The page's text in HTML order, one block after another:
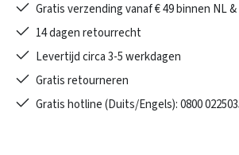
Gratis verzending vanaf € 49 binnen NL &
14 dagen retourrecht
Levertijd circa 3-5 werkdagen
Gratis retourneren
Gratis hotline (Duits/Engels): 0800